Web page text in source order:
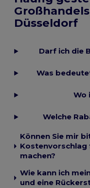
Düsseldorf
Darf ich die
Was
Wo
Welche
Können Sie mir
machen?
Wie kann ich
und eine